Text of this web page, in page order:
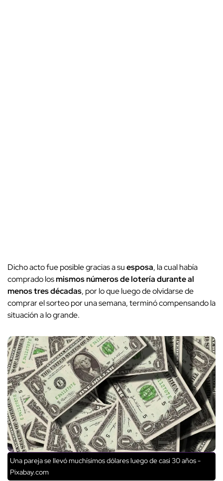
Dicho acto fue posible gracias a suesposa, la cual había
comprado losmismos números de lotería durante al
menos tres décadas, por lo que luego de olvidarse de
comprar el sorteo por una semana, terminó compensando la
situación a lo grande.
Una pareja se llevó muchísimos dólares luego de casi 30 años -
Pixabay.com